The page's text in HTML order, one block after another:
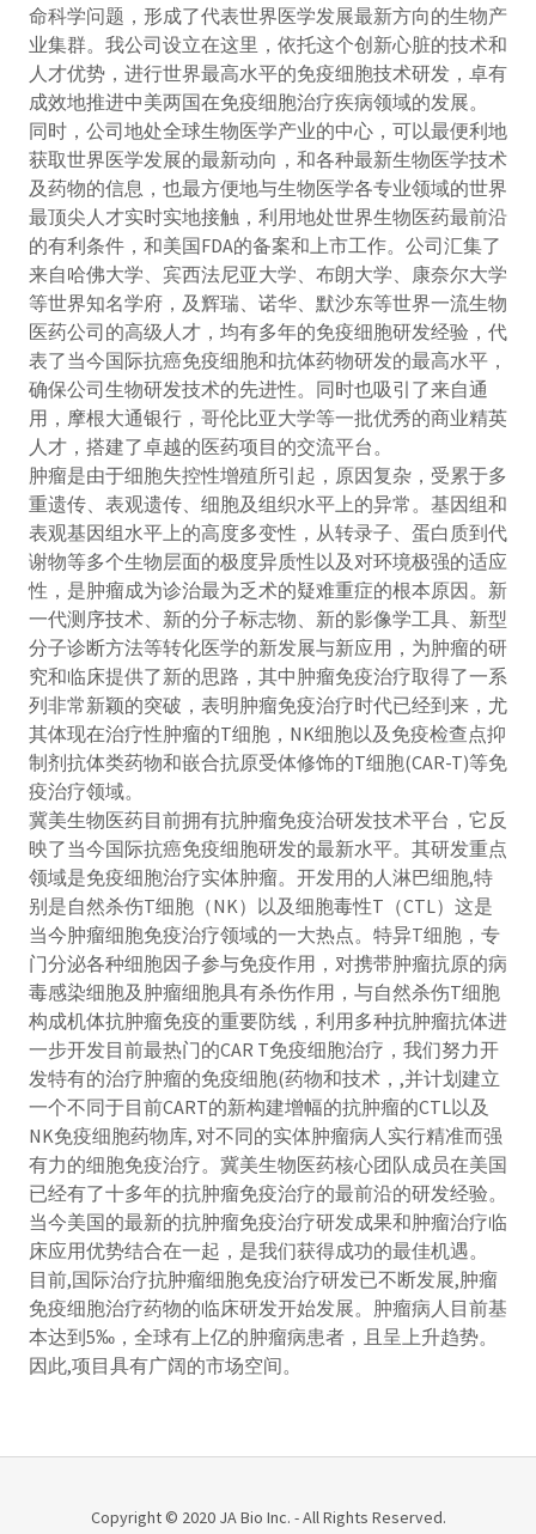
命科学问题，形成了代表世界医学发展最新方向的生物产
业集群。我公司设立在这里，依托这个创新心脏的技术和
人才优势，进行世界最高水平的免疫细胞技术研发，卓有
成效地推进中美两国在免疫细胞治疗疾病领域的发展。
同时，公司地处全球生物医学产业的中心，可以最便利地
获取世界医学发展的最新动向，和各种最新生物医学技术
及药物的信息，也最方便地与生物医学各专业领域的世界
最顶尖人才实时实地接触，利用地处世界生物医药最前沿
的有利条件，和美国FDA的备案和上市工作。公司汇集了
来自哈佛大学、宾西法尼亚大学、布朗大学、康奈尔大学
等世界知名学府，及辉瑞、诺华、默沙东等世界一流生物
医药公司的高级人才，均有多年的免疫细胞研发经验，代
表了当今国际抗癌免疫细胞和抗体药物研发的最高水平，
确保公司生物研发技术的先进性。同时也吸引了来自通
用，摩根大通银行，哥伦比亚大学等一批优秀的商业精英
人才，搭建了卓越的医药项目的交流平台。
肿瘤是由于细胞失控性增殖所引起，原因复杂，受累于多
重遗传、表观遗传、细胞及组织水平上的异常。基因组和
表观基因组水平上的高度多变性，从转录子、蛋白质到代
谢物等多个生物层面的极度异质性以及对环境极强的适应
性，是肿瘤成为诊治最为乏术的疑难重症的根本原因。新
一代测序技术、新的分子标志物、新的影像学工具、新型
分子诊断方法等转化医学的新发展与新应用，为肿瘤的研
究和临床提供了新的思路，其中肿瘤免疫治疗取得了一系
列非常新颖的突破，表明肿瘤免疫治疗时代已经到来，尤
其体现在治疗性肿瘤的T细胞，NK细胞以及免疫检查点抑
制剂抗体类药物和嵌合抗原受体修饰的T细胞(CAR-T)等免
疫治疗领域。
冀美生物医药目前拥有抗肿瘤免疫治研发技术平台，它反
映了当今国际抗癌免疫细胞研发的最新水平。其研发重点
领域是免疫细胞治疗实体肿瘤。开发用的人淋巴细胞,特
别是自然杀伤T细胞（NK）以及细胞毒性T（CTL）这是
当今肿瘤细胞免疫治疗领域的一大热点。特异T细胞，专
门分泌各种细胞因子参与免疫作用，对携带肿瘤抗原的病
毒感染细胞及肿瘤细胞具有杀伤作用，与自然杀伤T细胞
构成机体抗肿瘤免疫的重要防线，利用多种抗肿瘤抗体进
一步开发目前最热门的CAR T免疫细胞治疗，我们努力开
发特有的治疗肿瘤的免疫细胞(药物和技术，,并计划建立
一个不同于目前CART的新构建增幅的抗肿瘤的CTL以及
NK免疫细胞药物库, 对不同的实体肿瘤病人实行精准而强
有力的细胞免疫治疗。冀美生物医药核心团队成员在美国
已经有了十多年的抗肿瘤免疫治疗的最前沿的研发经验。
当今美国的最新的抗肿瘤免疫治疗研发成果和肿瘤治疗临
床应用优势结合在一起，是我们获得成功的最佳机遇。
目前,国际治疗抗肿瘤细胞免疫治疗研发已不断发展,肿瘤
免疫细胞治疗药物的临床研发开始发展。肿瘤病人目前基
本达到5‰，全球有上亿的肿瘤病患者，且呈上升趋势。
因此,项目具有广阔的市场空间。
Copyright © 2020 JA Bio Inc. - All Rights Reserved.